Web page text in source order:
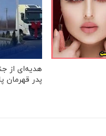
هدیه‌ای از
پدر قهرمان